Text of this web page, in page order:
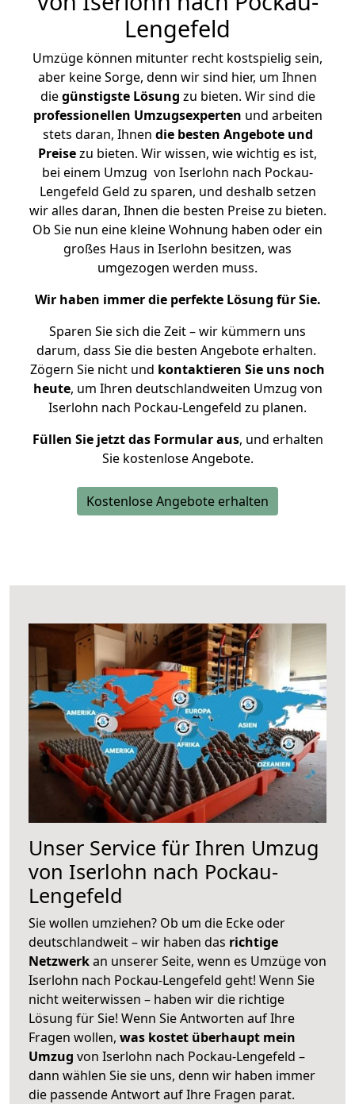
Lengefeld
Umzüge können mitunter recht kostspielig sein,
aber keine Sorge, denn wir sind hier, um Ihnen
diegünstigste Lösung zu bieten. Wir sind die
professionellen Umzugsexperten und arbeiten
stets daran, Ihnen die besten Angebote und
Preisezu bieten. Wir wissen, wie wichtig es ist,
bei einem Umzug von Iserlohn nach Pockau-
Lengefeld Geld zu sparen, und deshalb setzen
wir alles daran, Ihnen die besten Preise zu bieten.
Ob Sie nun eine kleine Wohnung haben oder ein
großes Haus in Iserlohn besitzen, was
umgezogen werden muss.
Wir haben immer die perfekte Lösung für Sie.
Sparen Sie sich die Zeit – wir kümmern uns
darum, dass Sie die besten Angebote erhalten.
Zögern Sie nicht und kontaktieren Sie uns noch
heute, um Ihren deutschlandweiten Umzug von
Iserlohn nach Pockau-Lengefeld zu planen.
Füllen Sie jetzt das Formular aus, und erhalten
Sie kostenlose Angebote.
Kostenlose Angebote erhalten
Unser Service für Ihren Umzug
von Iserlohn nach Pockau-
Lengefeld
Sie wollen umziehen? Ob um die Ecke oder
deutschlandweit – wir haben das richtige
Netzwerkan unserer Seite, wenn es Umzüge von
Iserlohn nach Pockau-Lengefeld geht! Wenn Sie
nicht weiterwissen – haben wir die richtige
Lösung für Sie! Wenn Sie Antworten auf Ihre
Fragen wollen, was kostet überhaupt mein
Umzug von Iserlohn nach Pockau-Lengefeld –
dann wählen Sie sie uns, denn wir haben immer
die passende Antwort auf Ihre Fragen parat.